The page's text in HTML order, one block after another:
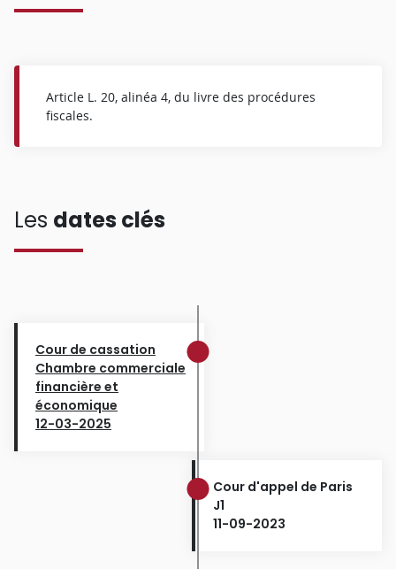
Article L. 20, alinéa 4, du livre des procédures
fiscales.
Les dates clés
Cour de cassation
Chambre commerciale
financière et
économique
12-03-2025
Cour d'appel de Paris
J1
11-09-2023